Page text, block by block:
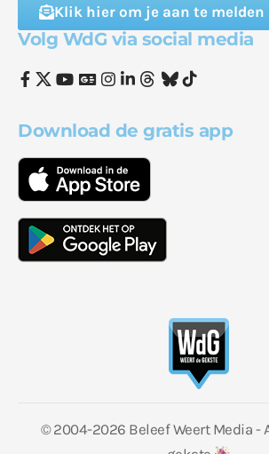
Klik hier om je aan te melden
Volg WdG via social media
Download de gratis app
© 2004-2026 Beleef Weert Media -